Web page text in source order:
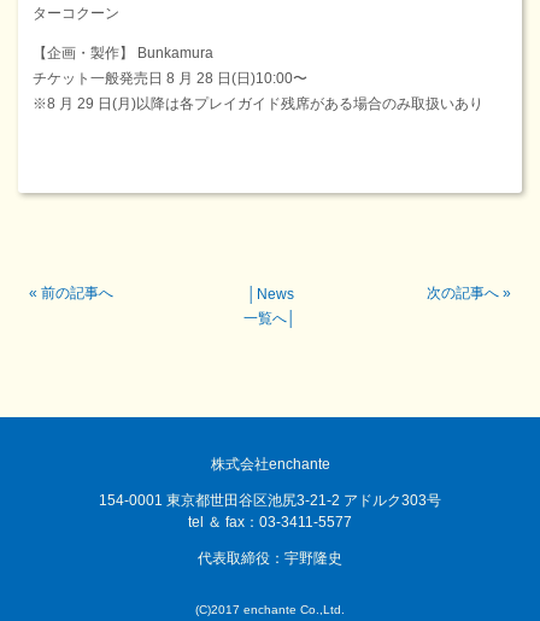
ターコクーン
【企画・製作】 Bunkamura
チケット一般発売日 8 月 28 日(日)10:00〜
※8 月 29 日(月)以降は各プレイガイド残席がある場合のみ取扱いあり
« 前の記事へ
News
一覧へ
次の記事へ »
株式会社enchante
154-0001 東京都世田谷区池尻3-21-2 アドルク303号
tel ＆ fax：03-3411-5577
代表取締役：宇野隆史
(C)2017 enchante Co.,Ltd.